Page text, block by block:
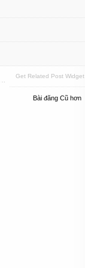
Get Related Post Widget
Bài đăng Cũ hơn